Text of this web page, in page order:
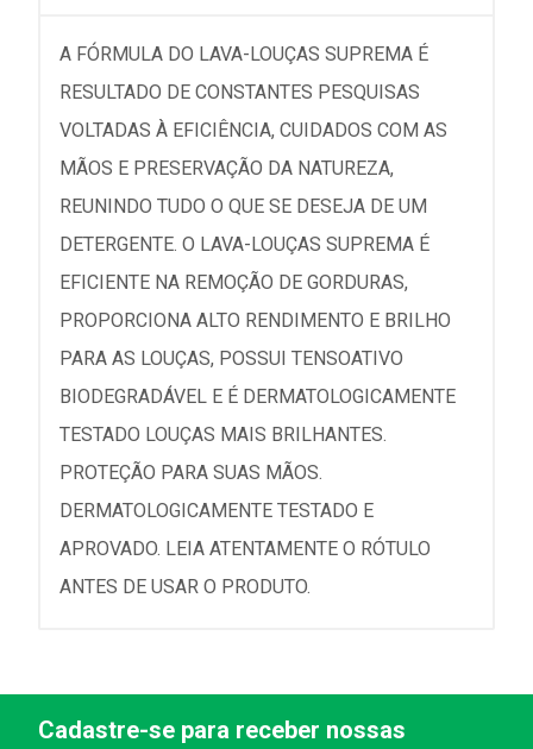
A FÓRMULA DO LAVA-LOUÇAS SUPREMA É
RESULTADO DE CONSTANTES PESQUISAS
VOLTADAS À EFICIÊNCIA, CUIDADOS COM AS
MÃOS E PRESERVAÇÃO DA NATUREZA,
REUNINDO TUDO O QUE SE DESEJA DE UM
DETERGENTE. O LAVA-LOUÇAS SUPREMA É
EFICIENTE NA REMOÇÃO DE GORDURAS,
PROPORCIONA ALTO RENDIMENTO E BRILHO
PARA AS LOUÇAS, POSSUI TENSOATIVO
BIODEGRADÁVEL E É DERMATOLOGICAMENTE
TESTADO LOUÇAS MAIS BRILHANTES.
PROTEÇÃO PARA SUAS MÃOS.
DERMATOLOGICAMENTE TESTADO E
APROVADO. LEIA ATENTAMENTE O RÓTULO
ANTES DE USAR O PRODUTO.
Cadastre-se para receber nossas